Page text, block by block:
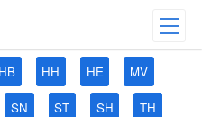
HB HH HE MV
SN ST SH TH